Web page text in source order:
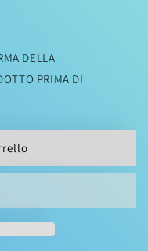
DELLA
PRIMA DI